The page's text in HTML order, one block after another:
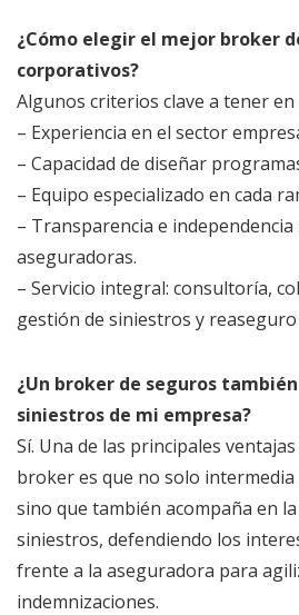
¿Cómo elegir el mejor broker
corporativos?
Algunos criterios clave a tener en
– Experiencia en el sector
– Capacidad de diseñar
– Equipo especializado en cada
– Transparencia e independencia
aseguradoras.
– Servicio integral: consultoría,
gestión de siniestros y reaseguro
¿Un broker de seguros
siniestros de mi empresa?
Sí. Una de las principales
broker es que no solo
sino que también acompaña en
siniestros, defendiendo los
frente a la aseguradora para
indemnizaciones.